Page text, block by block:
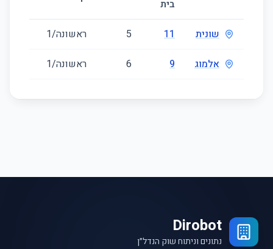
בית
שונית 11
5 ראשונה/1
אלמוג 9
6 ראשונה/1
Dirobot
נתונים וניתוח שוק הנדל״ן